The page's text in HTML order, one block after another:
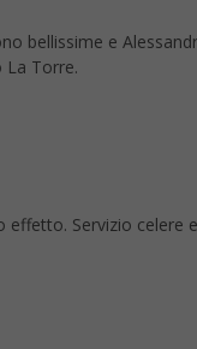
bellissime e
La Torre.
Servizio